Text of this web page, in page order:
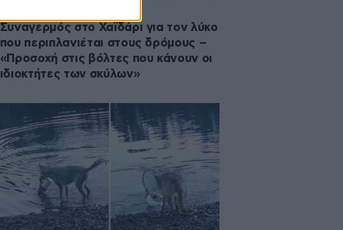
Συναγερμός στο Χαϊδάρι για τον λύκο
που περιπλανιέται στους δρόμους –
«Προσοχή στις βόλτες που κάνουν οι
ιδιοκτήτες των σκύλων»